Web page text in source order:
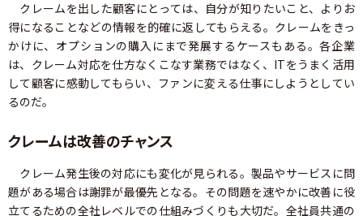
クレームを出した顧客にとっては、自分が知りたいこと、よりお
得になることなどの情報を的確に返してもらえる。クレームをきっ
かけに、オプションの購入にまで発展するケースもある。各企業
は、クレーム対応を仕方なくこなす業務ではなく、ITをうまく活用
して顧客に感動してもらい、ファンに変える仕事にしようとしてい
るのだ。
クレームは改善のチャンス
クレーム発生後の対応にも変化が見られる。製品やサービスに問
題がある場合は謝罪が最優先となる。その問題を速やかに改善に役
立てるための全社レベルでの仕組みづくりも大切だ。全社員共通の